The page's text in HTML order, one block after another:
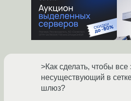
>Как сделать, чтобы
несуществующий в
шлюз?